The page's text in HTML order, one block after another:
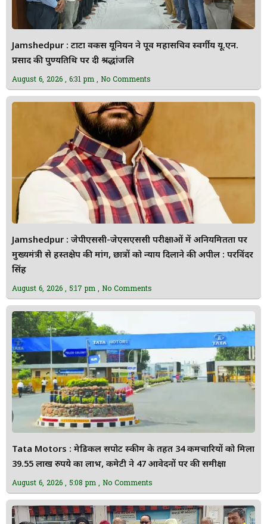
Jamshedpur : टाटा वर्कर्स यूनियन ने पूर्व महासचिव स्वर्गीय यू.एन.
प्रसाद की पुण्यतिथि पर दी श्रद्धांजलि
August 6, 2026 6:31 pm No Comments
Jamshedpur : जेपीएससी-जेएसएससी परीक्षाओं में अनियमितता पर
मुख्यमंत्री से हस्तक्षेप की मांग, छात्रों को न्याय दिलाने की अपील : परविंदर
सिंह
August 6, 2026 5:17 pm No Comments
Tata Motors : मेडिकल सपोर्ट स्कीम के तहत 34 कर्मचारियों को मिला
39.55 लाख रुपये का लाभ, कमेटी ने 47 आवेदनों पर की समीक्षा
August 6, 2026 5:08 pm No Comments